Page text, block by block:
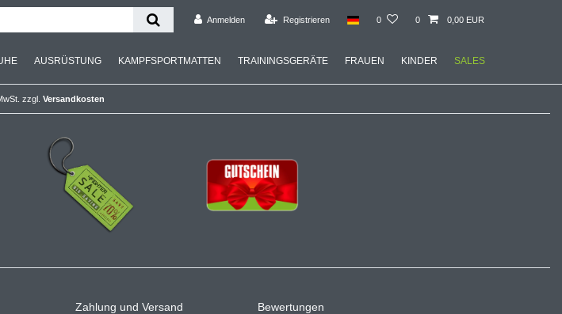
Anmelden Registrieren 0 0 0,00 EUR
AUSRÜSTUNG KAMPFSPORTMATTEN TRAININGSGERÄTE FRAUEN KINDER SALES
zzgl. Versandkosten
Zahlung und Versand Bewertungen